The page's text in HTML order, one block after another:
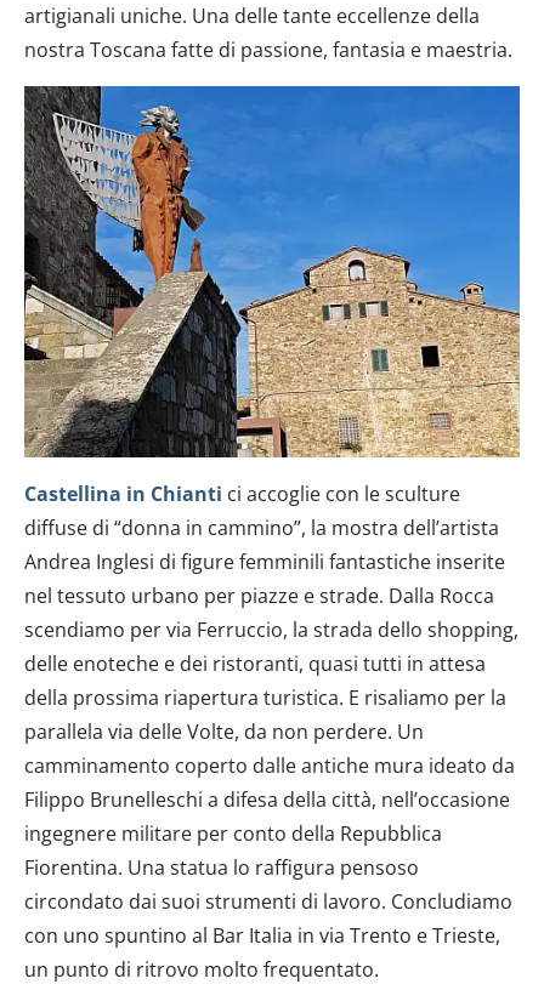
artigianali uniche. Una delle tante eccellenze della
nostra Toscana fatte di passione, fantasia e maestria.
Castellina in Chianti ci accoglie con le sculture
diffuse di “donna in cammino”, la mostra dell’artista
Andrea Inglesi di figure femminili fantastiche inserite
nel tessuto urbano per piazze e strade. Dalla Rocca
scendiamo per via Ferruccio, la strada dello shopping,
delle enoteche e dei ristoranti, quasi tutti in attesa
della prossima riapertura turistica. E risaliamo per la
parallela via delle Volte, da non perdere. Un
camminamento coperto dalle antiche mura ideato da
Filippo Brunelleschi a difesa della città, nell’occasione
ingegnere militare per conto della Repubblica
Fiorentina. Una statua lo raffigura pensoso
circondato dai suoi strumenti di lavoro. Concludiamo
con uno spuntino al Bar Italia in via Trento e Trieste,
un punto di ritrovo molto frequentato.